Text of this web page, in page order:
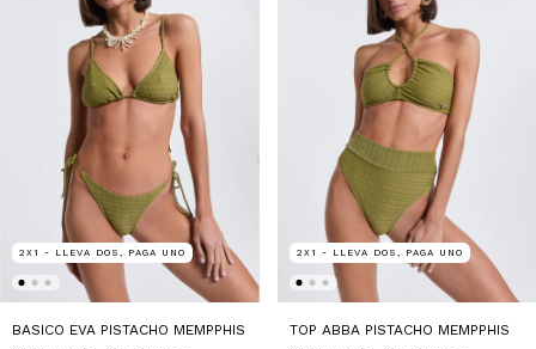
2X1 - LLEVA DOS, PAGA UNO
BASICO EVA PISTACHO MEMPPHIS
2X1 - LLEVA DOS, PAGA UNO
TOP ABBA PISTACHO MEMPPHIS